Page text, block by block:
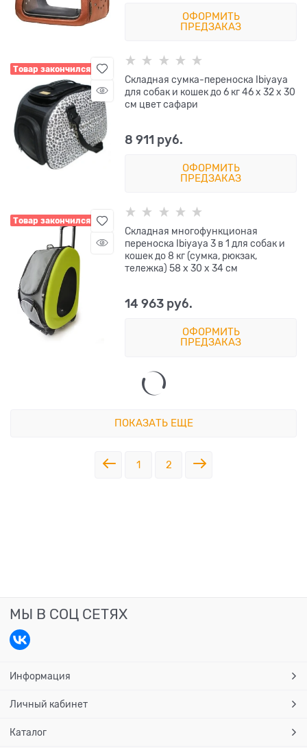
ОФОРМИТЬ
ПРЕДЗАКАЗ
Товар закончился
Складная сумка-переноска Ibiyaya
для собак и кошек до 6 кг 46 х 32 х 30
см цвет сафари
8 911 руб.
ОФОРМИТЬ
ПРЕДЗАКАЗ
Товар закончился
Складная многофункционая
переноска Ibiyaya 3 в 1 для собак и
кошек до 8 кг (сумка, рюкзак,
тележка) 58 х 30 х 34 см
14 963 руб.
ОФОРМИТЬ
ПРЕДЗАКАЗ
ПОКАЗАТЬ ЕЩЕ
1 2
МЫ В СОЦ СЕТЯХ
Информация
Личный кабинет
Каталог